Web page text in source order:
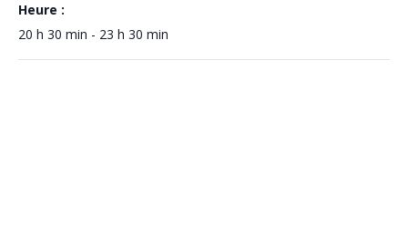
Heure :
20 h 30 min - 23 h 30 min